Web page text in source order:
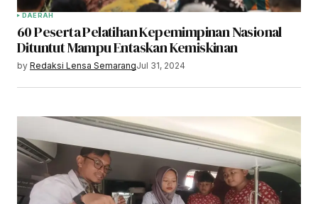
DAERAH
60 Peserta Pelatihan Kepemimpinan Nasional
Dituntut Mampu Entaskan Kemiskinan
by Redaksi Lensa SemarangJul 31, 2024